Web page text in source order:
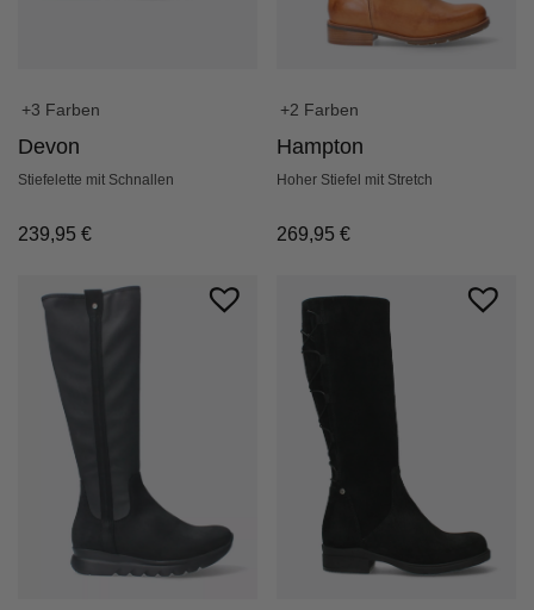
+3 Farben
Devon
Stiefelette mit Schnallen
239,95 €
+2 Farben
Hampton
Hoher Stiefel mit Stretch
269,95€